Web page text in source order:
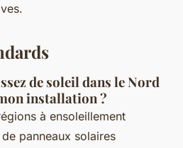
de soleil dans le Nord
installation ?
à ensoleillement
panneaux solaires